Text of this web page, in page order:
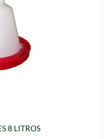
8 LITROS